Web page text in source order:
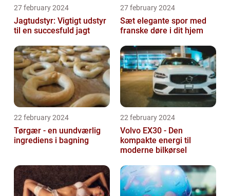
27 february 2024
Jagtudstyr: Vigtigt udstyr
til en succesfuld jagt
27 february 2024
Sæt elegante spor med
franske døre i dit hjem
22 february 2024
Tørgær - en uundværlig
ingrediens i bagning
22 february 2024
Volvo EX30 - Den
kompakte energi til
moderne bilkørsel